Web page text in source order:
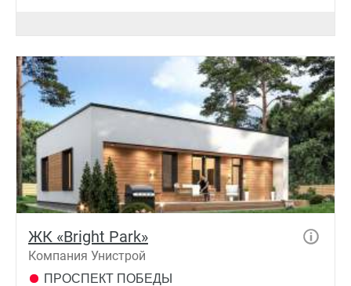
ЖК «Bright Park»
Компания Унистрой
ПРОСПЕКТ ПОБЕДЫ